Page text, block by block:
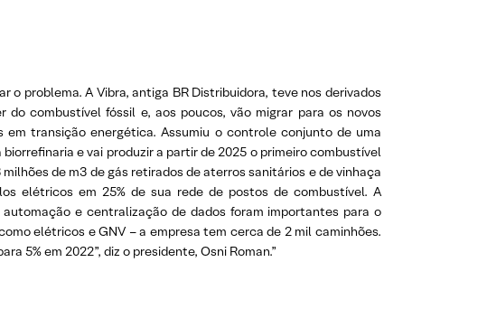
problema. A Vibra, antiga BR Distribuidora, teve nos derivados
combustível fóssil e, aos poucos, vão migrar para os novos
em transição energética. Assumiu o controle conjunto de uma
e vai produzir a partir de 2025 o primeiro combustível
de m3 de gás retirados de aterros sanitários e de vinhaça
elétricos em 25% de sua rede de postos de combustível. A
e centralização de dados foram importantes para o
elétricos e GNV – a empresa tem cerca de 2 mil caminhões.
5% em 2022”, diz o presidente, Osni Roman.”